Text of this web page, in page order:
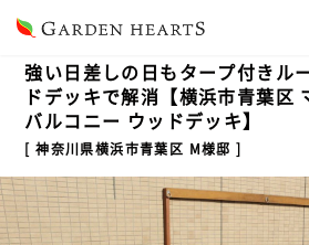
2019.6.14 ルーフバルコニー
神奈川県横浜市青葉区 M様邸
強い日差しの日もタープ付きル
ドデッキで解消【横浜市青葉区
バルコニー ウッドデッキ】